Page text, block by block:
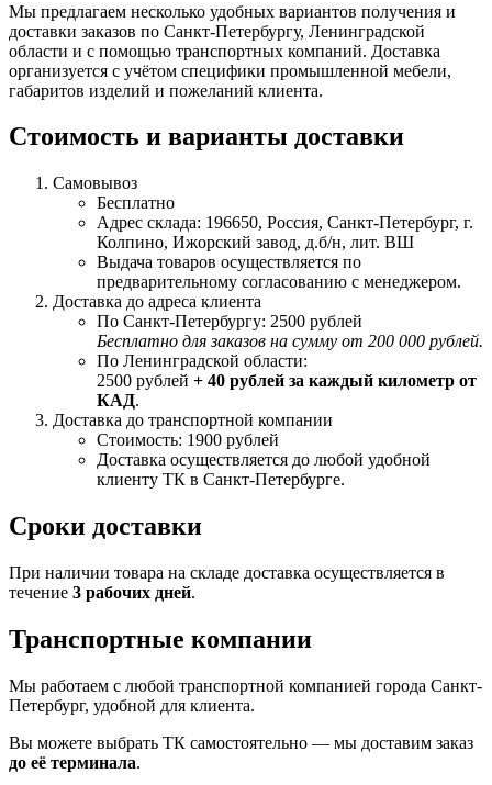
Мы предлагаем несколько удобных вариантов получения и
доставки заказов по Санкт-Петербургу, Ленинградской
области и с помощью транспортных компаний. Доставка
организуется с учётом специфики промышленной мебели,
габаритов изделий и пожеланий клиента.
Стоимость и варианты доставки
Самовывоз
Бесплатно
Адрес склада: 196650, Россия, Санкт-Петербург, г.
Колпино, Ижорский завод, д.б/н, лит. ВШ
Выдача товаров осуществляется по
предварительному согласованию с менеджером.
Доставка до адреса клиента
По Санкт-Петербургу: 2500 рублей
Бесплатно для заказов на сумму от 200 000 рублей.
По Ленинградской области:
2500 рублей + 40 рублей за каждый километр от
КАД.
Доставка до транспортной компании
Стоимость: 1900 рублей
Доставка осуществляется до любой удобной
клиенту ТК в Санкт-Петербурге.
Сроки доставки
При наличии товара на складе доставка осуществляется в
течение 3 рабочих дней.
Транспортные компании
Мы работаем с любой транспортной компанией города Санкт-
Петербург, удобной для клиента.
Вы можете выбрать ТК самостоятельно — мы доставим заказ
до её терминала.